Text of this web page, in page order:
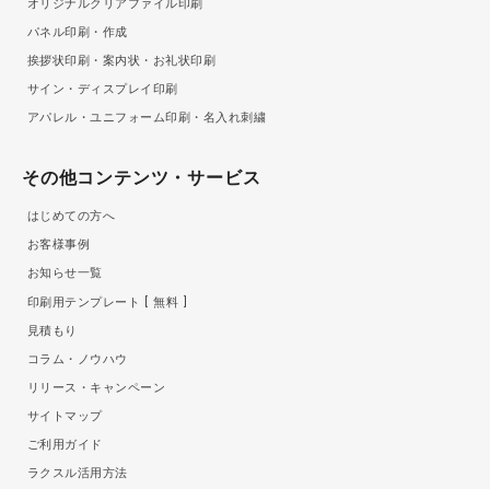
オリジナルクリアファイル印刷
パネル印刷・作成
挨拶状印刷・案内状・お礼状印刷
サイン・ディスプレイ印刷
アパレル・ユニフォーム印刷・名入れ刺繍
その他コンテンツ・サービス
はじめての方へ
お客様事例
お知らせ一覧
印刷用テンプレート
無料
見積もり
コラム・ノウハウ
リリース・キャンペーン
サイトマップ
ご利用ガイド
ラクスル活用方法